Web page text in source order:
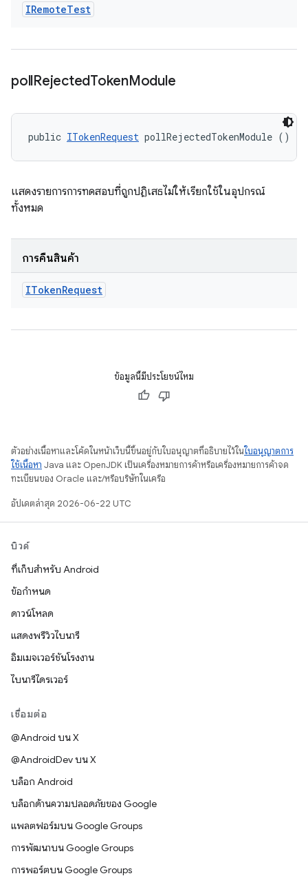
IRemoteTest
pollRejectedTokenModule
public ITokenRequest pollRejectedTokenModule ()
แสดงรายการการทดสอบที่ถูกปฏิเสธไม่ให้เรียกใช้ในอุปกรณ์
ทั้งหมด
การคืนสินค้า
ITokenRequest
ข้อมูลนี้มีประโยชน์ไหม
ตัวอย่างเนื้อหาและโค้ดในหน้าเว็บนี้ขึ้นอยู่กับใบอนุญาตที่อธิบายไว้ในใบอนุญาตการ
ใช้เนื้อหา Java และ OpenJDK เป็นเครื่องหมายการค้าหรือเครื่องหมายการค้าจด
ทะเบียนของ Oracle และ/หรือบริษัทในเครือ
อัปเดตล่าสุด 2026-06-22 UTC
บิวด์
ที่เก็บสำหรับ Android
ข้อกำหนด
ดาวน์โหลด
แสดงพรีวิวไบนารี
อิมเมจเวอร์ชันโรงงาน
ไบนารีไดรเวอร์
เชื่อมต่อ
@Android บน X
@AndroidDev บน X
บล็อก Android
บล็อกด้านความปลอดภัยของ Google
แพลตฟอร์มบน Google Groups
การพัฒนาบน Google Groups
การพอร์ตบน Google Groups